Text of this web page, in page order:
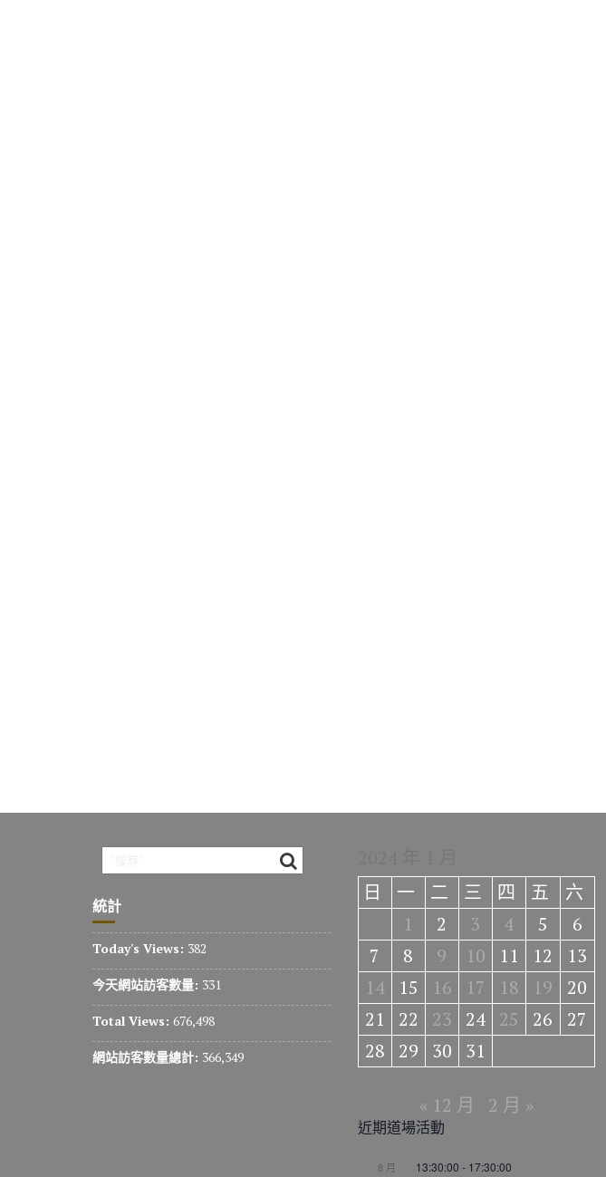
統計
Today's Views: 382
今天網站訪客數量: 331
Total Views: 676,498
網站訪客數量總計: 366,349
日
一 二 三 四 五
六
1
2 3 4 5
6
7
8 9 10 11 12
13
14
15 16 17 18 19
20
21
22 23 24 25 26
27
28
29 30 31
« 12 月 2 月 »
近期道場活動
8 月 13:30:00 - 17:30:00